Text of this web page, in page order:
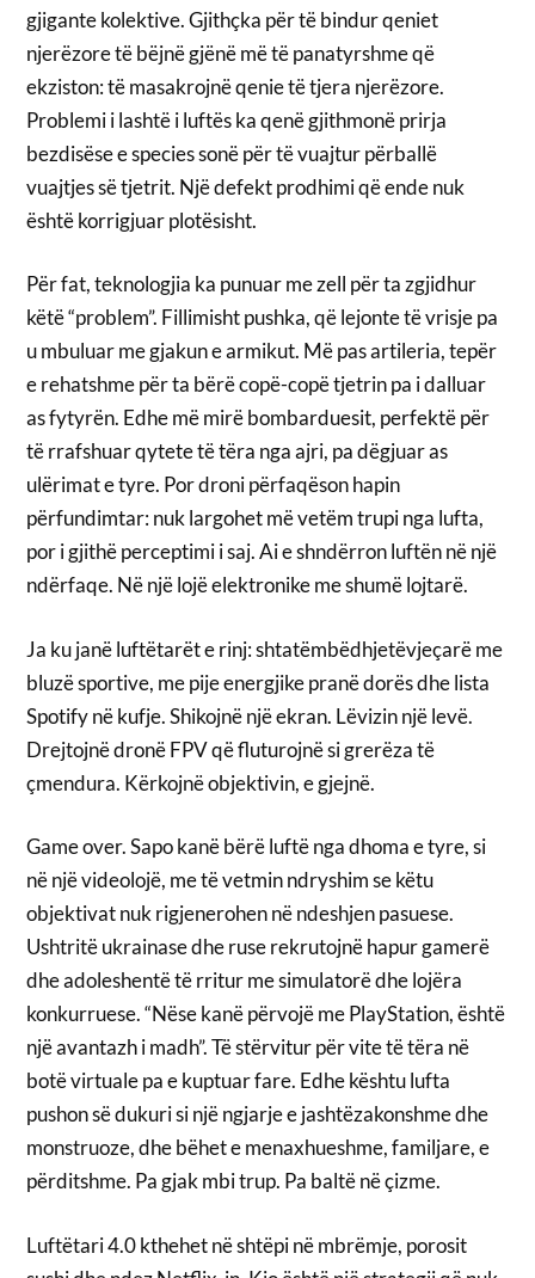
gjigante kolektive. Gjithçka për të bindur qeniet
njerëzore të bëjnë gjënë më të panatyrshme që
ekziston: të masakrojnë qenie të tjera njerëzore.
Problemi i lashtë i luftës ka qenë gjithmonë prirja
bezdisëse e species sonë për të vuajtur përballë
vuajtjes së tjetrit. Një defekt prodhimi që ende nuk
është korrigjuar plotësisht.
Për fat, teknologjia ka punuar me zell për ta zgjidhur
këtë “problem”. Fillimisht pushka, që lejonte të vrisje pa
u mbuluar me gjakun e armikut. Më pas artileria, tepër
e rehatshme për ta bërë copë-copë tjetrin pa i dalluar
as fytyrën. Edhe më mirë bombarduesit, perfektë për
të rrafshuar qytete të tëra nga ajri, pa dëgjuar as
ulërimat e tyre. Por droni përfaqëson hapin
përfundimtar: nuk largohet më vetëm trupi nga lufta,
por i gjithë perceptimi i saj. Ai e shndërron luftën në një
ndërfaqe. Në një lojë elektronike me shumë lojtarë.
Ja ku janë luftëtarët e rinj: shtatëmbëdhjetëvjeçarë me
bluzë sportive, me pije energjike pranë dorës dhe lista
Spotify në kufje. Shikojnë një ekran. Lëvizin një levë.
Drejtojnë dronë FPV që fluturojnë si grerëza të
çmendura. Kërkojnë objektivin, e gjejnë.
Game over. Sapo kanë bërë luftë nga dhoma e tyre, si
në një videolojë, me të vetmin ndryshim se këtu
objektivat nuk rigjenerohen në ndeshjen pasuese.
Ushtritë ukrainase dhe ruse rekrutojnë hapur gamerë
dhe adoleshentë të rritur me simulatorë dhe lojëra
konkurruese. “Nëse kanë përvojë me PlayStation, është
një avantazh i madh”. Të stërvitur për vite të tëra në
botë virtuale pa e kuptuar fare. Edhe kështu lufta
pushon së dukuri si një ngjarje e jashtëzakonshme dhe
monstruoze, dhe bëhet e menaxhueshme, familjare, e
përditshme. Pa gjak mbi trup. Pa baltë në çizme.
Luftëtari 4.0 kthehet në shtëpi në mbrëmje, porosit